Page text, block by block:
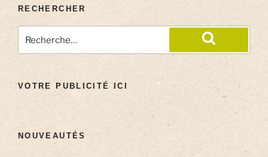
RECHERCHER
VOTRE PUBLICITÉ ICI
NOUVEAUTÉS